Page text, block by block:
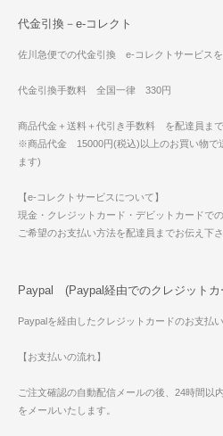
代金引換－e-コレクト
佐川急便での代金引換 e-コレクトサービスを
代金引換手数料 全国一律 330円
商品代金＋送料＋代引き手数料 を配達員まで
※商品代金 15000円(税込)以上のお買い物で
ます)
【e-コレクトサービスについて】
現金・クレジットカード・デビットカードで
ご希望のお支払い方法を配達員までお伝え下
Paypal (Paypal経由でのクレジットカ
Paypalを経由したクレジットカードのお支払い
【お支払いの流れ】
ご注文確認の自動配信メールの後、24時間以
をメールいたします。